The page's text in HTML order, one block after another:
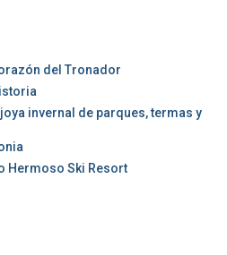
del Tronador
joya invernal de parques, termas y
Hermoso Ski Resort